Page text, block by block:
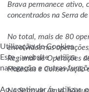
Brava permanece ativo,
concentrados na Serra
No total, mais de 80
envolvidos nas
Regional de Operações
Florestas e Conservação
Utilização de Cookies
Este website utiliza
navegação e outras
Ao continuar a utilizar